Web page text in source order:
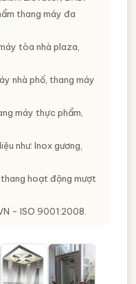
thang máy đa
tòa nhà plaza,
nhà phố, thang máy
máy thực phẩm,
như: Inox gương,
hoạt động mượt
- ISO 9001:2008.